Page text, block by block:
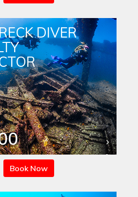
DIVER
Book Now